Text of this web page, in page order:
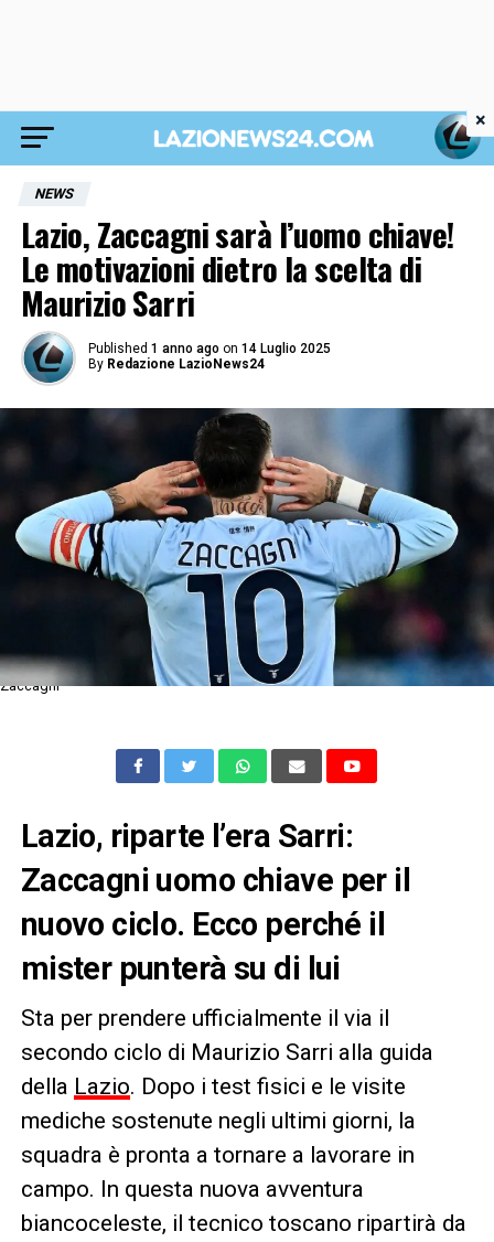
NEWS
Lazio, Zaccagni sarà l’uomo chiave!
Le motivazioni dietro la scelta di
Maurizio Sarri
Published 1 anno ago on 14 Luglio 2025
By Redazione LazioNews24
Zaccagni
Lazio, riparte l’era Sarri:
Zaccagni uomo chiave per il
nuovo ciclo. Ecco perché il
mister punterà su di lui
Sta per prendere ufficialmente il via il
secondo ciclo di Maurizio Sarri alla guida
della Lazio. Dopo i test fisici e le visite
mediche sostenute negli ultimi giorni, la
squadra è pronta a tornare a lavorare in
campo. In questa nuova avventura
biancoceleste, il tecnico toscano ripartirà da
×